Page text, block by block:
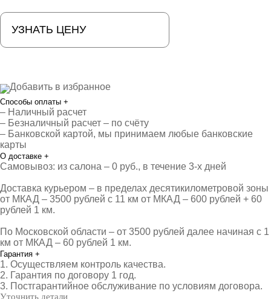
УЗНАТЬ ЦЕНУ
Добавить в избранное
Способы оплаты +
– Наличный расчет
– Безналичный расчет – по счёту
– Банковской картой, мы принимаем любые банковские
карты
О доставке +
Самовывоз: из салона – 0 руб., в течение 3-х дней
Доставка курьером – в пределах десятикилометровой зоны
от МКАД – 3500 рублей с 11 км от МКАД – 600 рублей + 60
рублей 1 км.
По Московской области – от 3500 рублей далее начиная с 1
км от МКАД – 60 рублей 1 км.
Гарантия +
1. Осуществляем контроль качества.
2. Гарантия по договору 1 год.
3. Постгарантийное обслуживание по условиям договора.